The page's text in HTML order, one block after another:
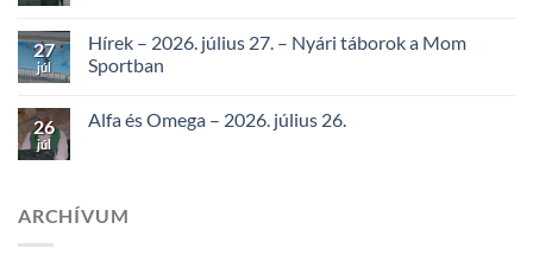
27
júl
Hírek – 2026. július 27. – Nyári táborok a Mom
Sportban
26
júl
Alfa és Omega – 2026. július 26.
ARCHÍVUM